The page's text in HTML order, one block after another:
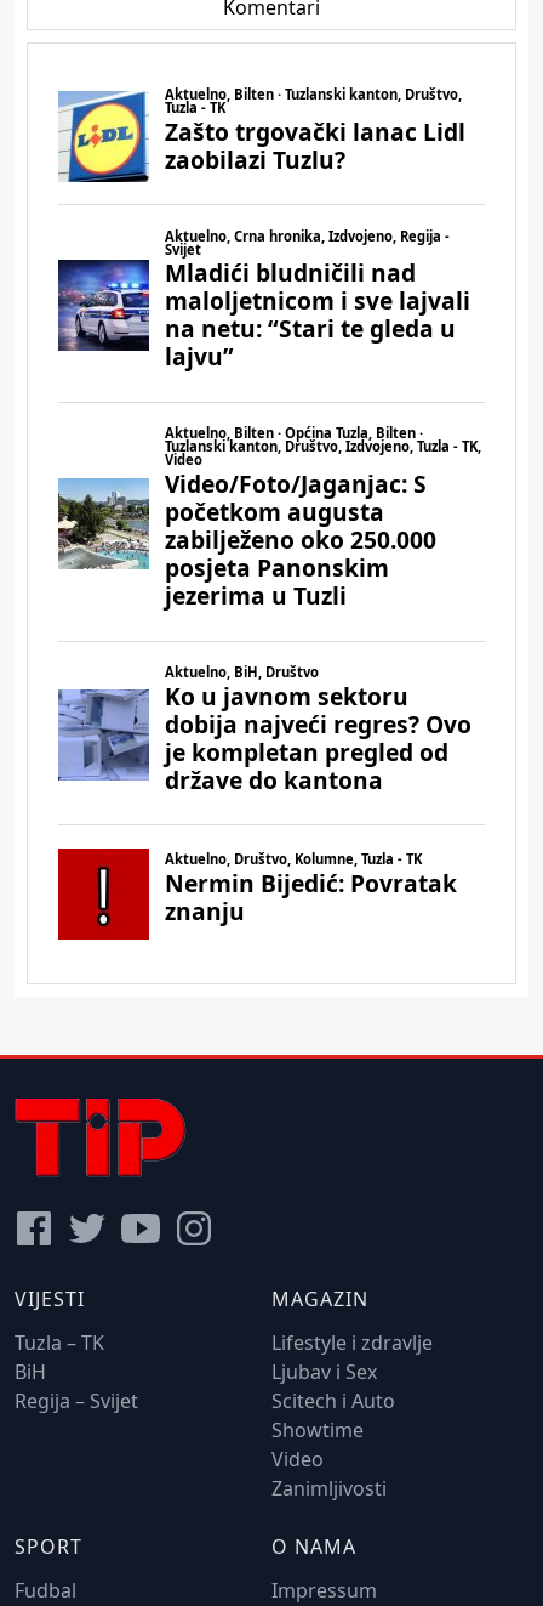
Komentari
VIJESTI
Tuzla – TK
BiH
Regija – Svijet
MAGAZIN
Lifestyle i zdravlje
Ljubav i Sex
Scitech i Auto
Showtime
Video
Zanimljivosti
SPORT
Fudbal
O NAMA
Impressum